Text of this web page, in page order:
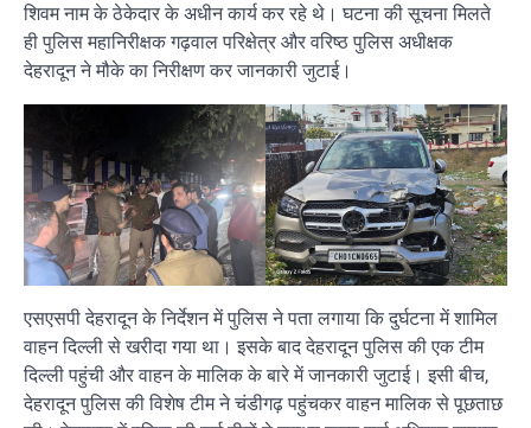
शिवम नाम के ठेकेदार के अधीन कार्य कर रहे थे। घटना की सूचना मिलते
ही पुलिस महानिरीक्षक गढ़वाल परिक्षेत्र और वरिष्ठ पुलिस अधीक्षक
देहरादून ने मौके का निरीक्षण कर जानकारी जुटाई।
एसएसपी देहरादून के निर्देशन में पुलिस ने पता लगाया कि दुर्घटना में शामिल
वाहन दिल्ली से खरीदा गया था। इसके बाद देहरादून पुलिस की एक टीम
दिल्ली पहुंची और वाहन के मालिक के बारे में जानकारी जुटाई। इसी बीच,
देहरादून पुलिस की विशेष टीम ने चंडीगढ़ पहुंचकर वाहन मालिक से पूछताछ